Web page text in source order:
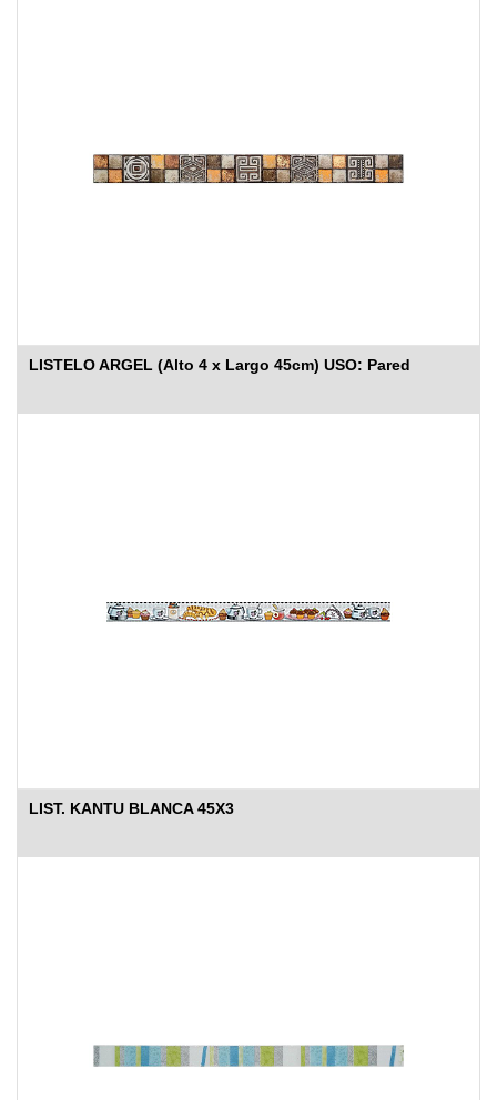
LISTELO ARGEL (Alto 4 x Largo 45cm) USO: Pared
LIST. KANTU BLANCA 45X3